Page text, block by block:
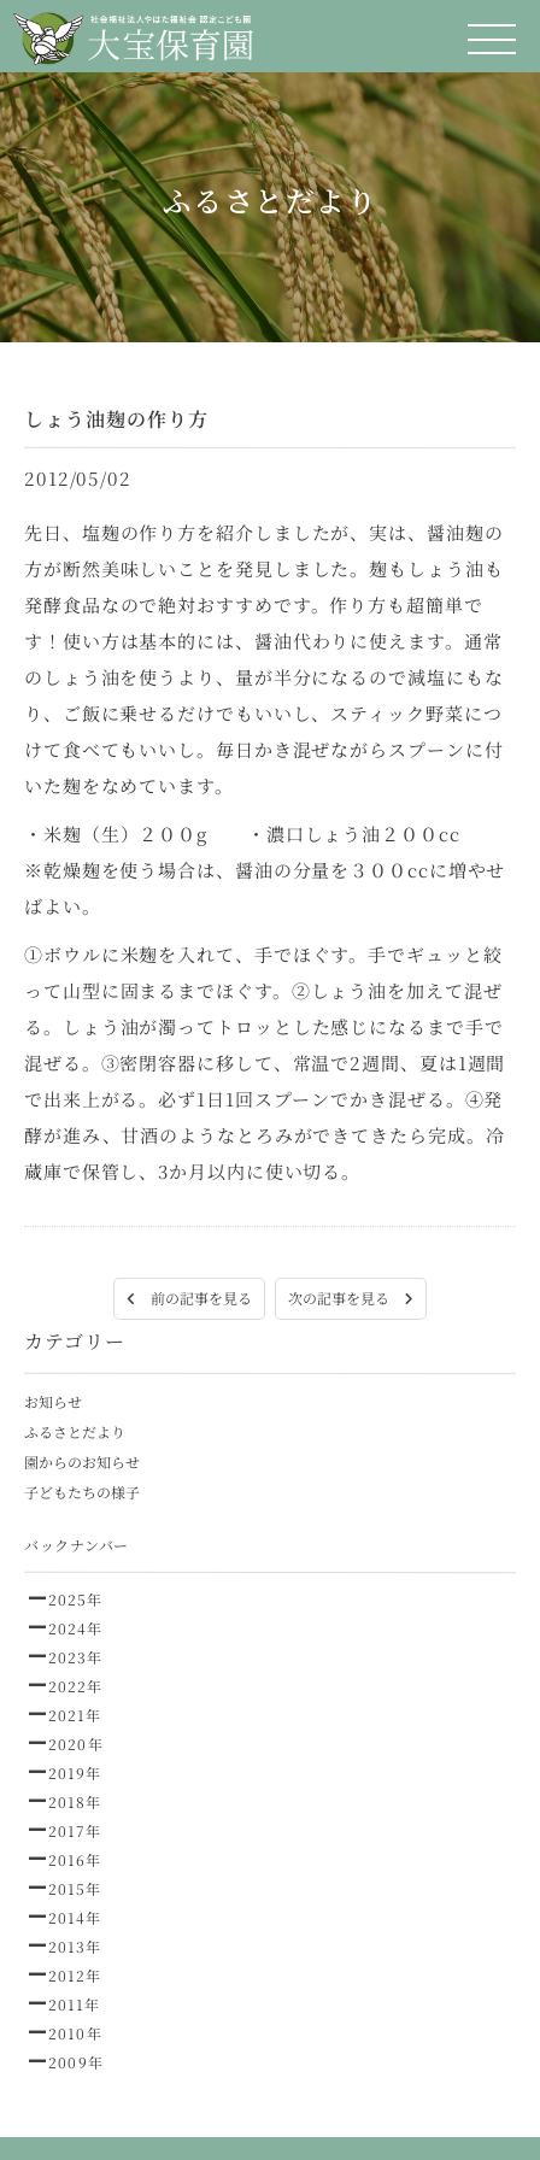
ふるさとだより
カテゴリー
お知らせ
ふるさとだより
園からのお知らせ
子どもたちの様子
バックナンバー
2025年
2024年
2023年
2022年
2021年
2020年
2019年
2018年
2017年
2016年
2015年
2014年
2013年
2012年
2011年
2010年
2009年
しょう油麹の作り方
2012/05/02
先日、塩麹の作り方を紹介しましたが、実は、醤油麹の
方が断然美味しいことを発見しました。麹もしょう油も
発酵食品なので絶対おすすめです。作り方も超簡単で
す！使い方は基本的には、醤油代わりに使えます。通常
のしょう油を使うより、量が半分になるので減塩にもな
り、ご飯に乗せるだけでもいいし、スティック野菜につ
けて食べてもいいし。毎日かき混ぜながらスプーンに付
いた麹をなめています。
・米麹（生）２００g ・濃口しょう油２００cc
※乾燥麹を使う場合は、醤油の分量を３００ccに増やせ
ばよい。
①ボウルに米麹を入れて、手でほぐす。手でギュッと絞
って山型に固まるまでほぐす。②しょう油を加えて混ぜ
る。しょう油が濁ってトロッとした感じになるまで手で
混ぜる。③密閉容器に移して、常温で2週間、夏は1週間
で出来上がる。必ず1日1回スプーンでかき混ぜる。④発
酵が進み、甘酒のようなとろみができてきたら完成。冷
蔵庫で保管し、3か月以内に使い切る。
前の記事を見る 次の記事を見る